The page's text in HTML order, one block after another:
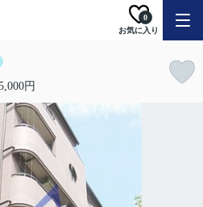
お気に入り
0
円